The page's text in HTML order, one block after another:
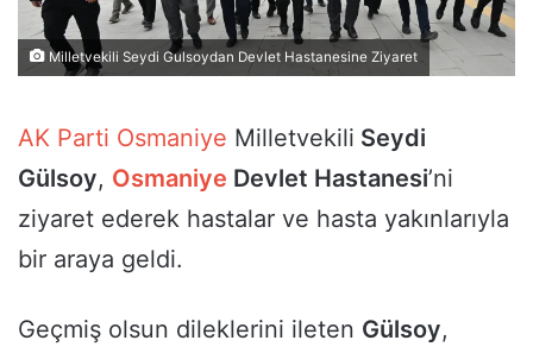
Milletvekili Seydi Gulsoydan Devlet Hastanesine Ziyaret
AK Parti Osmaniye Milletvekili Seydi
Gülsoy, Osmaniye Devlet Hastanesi’ni
ziyaret ederek hastalar ve hasta yakınlarıyla
bir araya geldi.
Geçmiş olsun dileklerini ileten Gülsoy,